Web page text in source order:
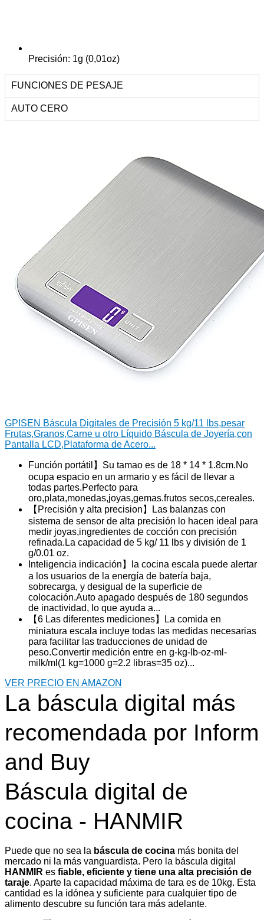
Precisión: 1g (0,01oz)
FUNCIONES DE PESAJE
AUTO CERO
GPISEN Báscula Digitales de Precisión 5 kg/11 lbs,pesar
Frutas,Granos,Carne u otro Líquido Báscula de Joyería,con
Pantalla LCD,Plataforma de Acero...
Función portátil】Su tamao es de 18 * 14 * 1.8cm.No
ocupa espacio en un armario y es fácil de llevar a
todas partes.Perfecto para
oro,plata,monedas,joyas,gemas.frutos secos,cereales.
【Precisión y alta precision】Las balanzas con
sistema de sensor de alta precisión lo hacen ideal para
medir joyas,ingredientes de cocción con precisión
refinada.La capacidad de 5 kg/ 11 lbs y división de 1
g/0.01 oz.
Inteligencia indicación】la cocina escala puede alertar
a los usuarios de la energía de batería baja,
sobrecarga, y desigual de la superficie de
colocación.Auto apagado después de 180 segundos
de inactividad, lo que ayuda a...
【6 Las diferentes mediciones】La comida en
miniatura escala incluye todas las medidas necesarias
para facilitar las traducciones de unidad de
peso.Convertir medición entre en g-kg-lb-oz-ml-
milk/ml(1 kg=1000 g=2.2 libras=35 oz)...
VER PRECIO EN AMAZON
La báscula digital más
recomendada por Inform
and Buy
Báscula digital de
cocina - HANMIR
Puede que no sea la báscula de cocina más bonita del
mercado ni la más vanguardista. Pero la báscula digital
HANMIR es fiable, eficiente y tiene una alta precisión de
taraje. Aparte la capacidad máxima de tara es de 10kg. Esta
cantidad es la idónea y suficiente para cualquier tipo de
alimento descubre su función tara más adelante.